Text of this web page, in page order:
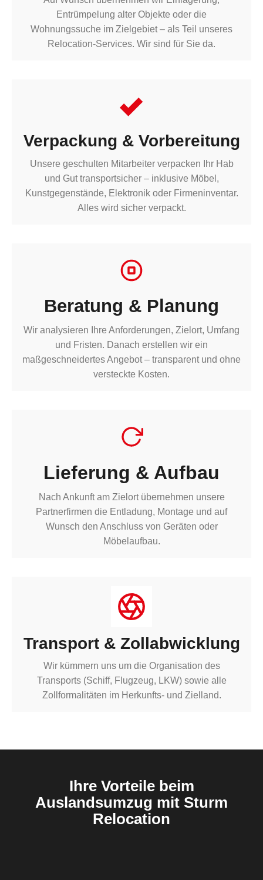
Entrümpelung alter Objekte oder die
Wohnungssuche im Zielgebiet – als Teil unseres
Relocation-Services. Wir sind für Sie da.
Verpackung & Vorbereitung
Unsere geschulten Mitarbeiter verpacken Ihr Hab
und Gut transportsicher – inklusive Möbel,
Kunstgegenstände, Elektronik oder Firmeninventar.
Alles wird sicher verpackt.
Beratung & Planung
Wir analysieren Ihre Anforderungen, Zielort, Umfang
und Fristen. Danach erstellen wir ein
maßgeschneidertes Angebot – transparent und ohne
versteckte Kosten.
Lieferung & Aufbau
Nach Ankunft am Zielort übernehmen unsere
Partnerfirmen die Entladung, Montage und auf
Wunsch den Anschluss von Geräten oder
Möbelaufbau.
Transport & Zollabwicklung
Wir kümmern uns um die Organisation des
Transports (Schiff, Flugzeug, LKW) sowie alle
Zollformalitäten im Herkunfts- und Zielland.
Ihre Vorteile beim
Auslandsumzug mit Sturm
Relocation